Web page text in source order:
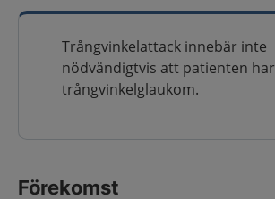
Trångvinkelattack innebär inte
nödvändigtvis att patienten har
trångvinkelglaukom.
Förekomst